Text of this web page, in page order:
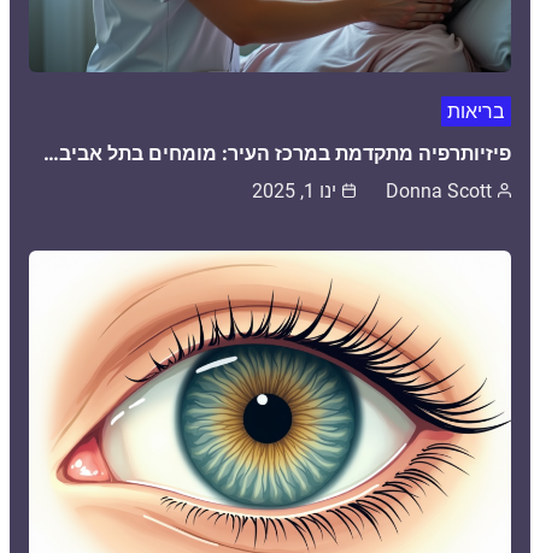
בריאות
פיזיותרפיה מתקדמת במרכז העיר: מומחים בתל אביב…
Donna Scott ינו 1, 2025